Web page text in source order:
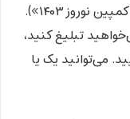
۱۴۰۳»).
تبلیغ کنید،
می‌توانید یک یا